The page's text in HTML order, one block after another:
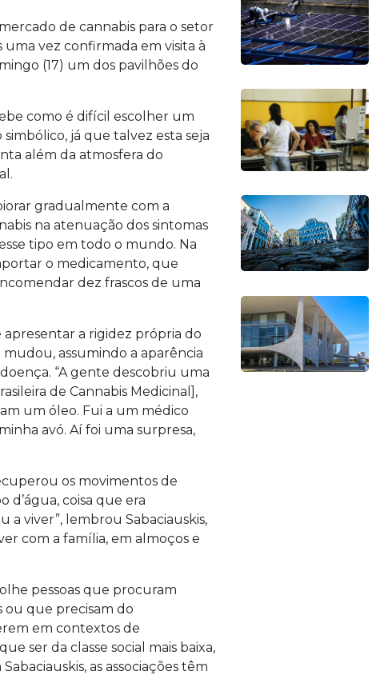
de cannabis para o setor
vez confirmada em visita à
(17) um dos pavilhões do
como é difícil escolher um
já que talvez esta seja
além da atmosfera do
gradualmente com a
na atenuação dos sintomas
tipo em todo o mundo. Na
o medicamento, que
dez frascos de uma
apresentar a rigidez própria do
assumindo a aparência
“A gente descobriu uma
de Cannabis Medicinal],
um óleo. Fui a um médico
avó. Aí foi uma surpresa,
os movimentos de
d’água, coisa que era
a viver”, lembrou Sabaciauskis,
com a família, em almoços e
pessoas que procuram
ou que precisam do
em contextos de
ser da classe social mais baixa,
as associações têm